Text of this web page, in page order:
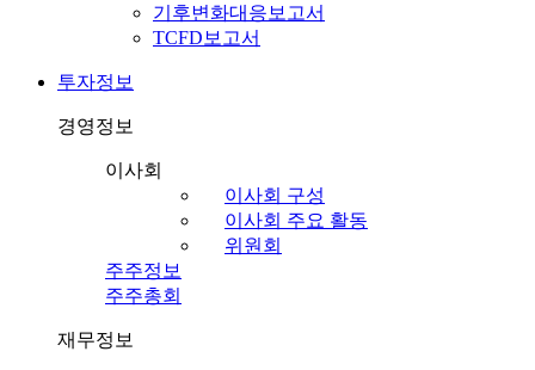
기후변화대응보고서
TCFD보고서
투자정보
경영정보
이사회
이사회 구성
이사회 주요 활동
위원회
주주정보
주주총회
재무정보